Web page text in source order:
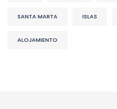
SANTA MARTA ISLAS
ALOJAMIENTO